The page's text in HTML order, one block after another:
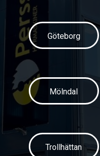
Göteborg
Mölndal
Trollhättan